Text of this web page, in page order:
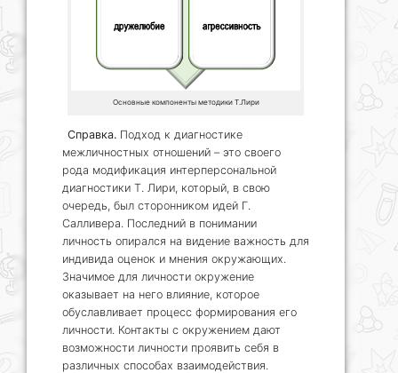
Основные компоненты методики Т.Лири
Справка. Подход к диагностике
межличностных отношений – это своего
рода модификация интерперсональной
диагностики Т. Лири, который, в свою
очередь, был сторонником идей Г.
Салливера. Последний в понимании
личность опирался на видение важность для
индивида оценок и мнения окружающих.
Значимое для личности окружение
оказывает на него влияние, которое
обуславливает процесс формирования его
личности. Контакты с окружением дают
возможности личности проявить себя в
различных способах взаимодействия.